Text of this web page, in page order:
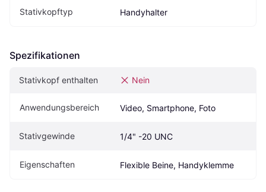
Stativkopftyp Handyhalter
Spezifikationen
Stativkopf enthalten Nein
Anwendungsbereich Video, Smartphone, Foto
Stativgewinde 1/4" -20 UNC
Eigen­schaften Flexible Beine, Handyklemme